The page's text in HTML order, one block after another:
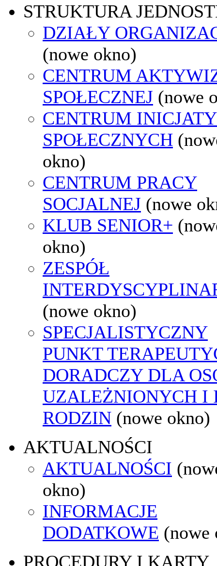
STRUKTURA
DZIAŁY
(nowe okno)
CENTRUM
SPOŁECZNEJ (nowe
CENTRUM
SPOŁECZNYCH
okno)
CENTRUM PRACY
SOCJALNEJ (nowe
KLUB SENIOR+
okno)
ZESPÓŁ
(nowe okno)
SPECJALISTYCZNY
PUNKT
DORADCZY DLA
UZALEŻNIONYCH I
RODZIN (nowe okno)
AKTUALNOŚCI
AKTUALNOŚCI
okno)
INFORMACJE
DODATKOWE (nowe
PROCEDURY I KARTY